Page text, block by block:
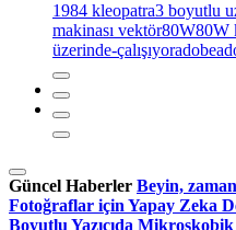
1984 kleopatra3 boyutlu
makinası vektör80W80W
üzerinde-çalışıyoradobe
Güncel Haberler Beyin,
Fotoğraflar için Yapay Zeka
Boyutlu Yazıcıda